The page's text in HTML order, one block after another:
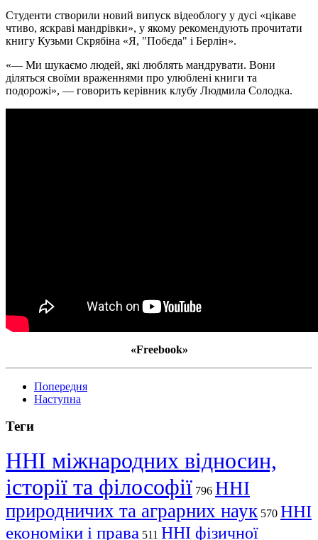
Студенти створили новий випуск відеоблогу у дусі «цікаве
чтиво, яскраві мандрівки», у якому рекомендують прочитати
книгу Кузьми Скрябіна «Я, "Побєда" і Берлін».
«— Ми шукаємо людей, які люблять мандрувати. Вони
діляться своїми враженнями про улюблені книги та
подорожі», — говорить керівник клубу Людмила Солодка.
«Freebook»
Попередня
Наступна
Теги
ННІ міжнародних відносин,
історії та філософії 796 ННІ
природничих та аграрних наук 570 ННІ
економіки і права 511 ННІ фізичної